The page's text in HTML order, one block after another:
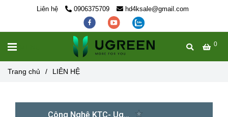
Liên hệ 0906375709 hd4ksale@gmail.com
0
Trang chủ / LIÊN HỆ